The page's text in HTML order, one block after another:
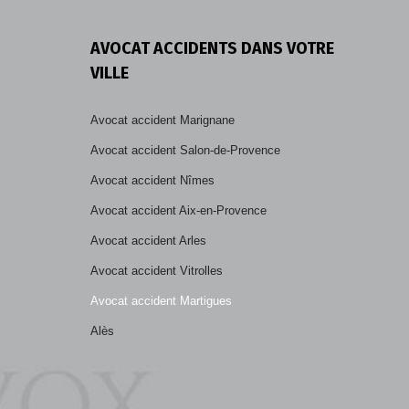
AVOCAT ACCIDENTS DANS VOTRE
VILLE
Avocat accident Marignane
Avocat accident Salon-de-Provence
Avocat accident Nîmes
Avocat accident Aix-en-Provence
Avocat accident Arles
Avocat accident Vitrolles
Avocat accident Martigues
Alès